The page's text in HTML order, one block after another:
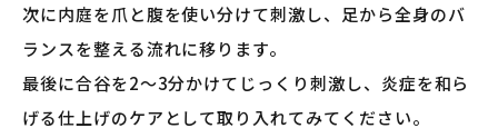
次に内庭を爪と腹を使い分けて刺激し、足から全身のバ
ランスを整える流れに移ります。
最後に合谷を2〜3分かけてじっくり刺激し、炎症を和ら
げる仕上げのケアとして取り入れてみてください。